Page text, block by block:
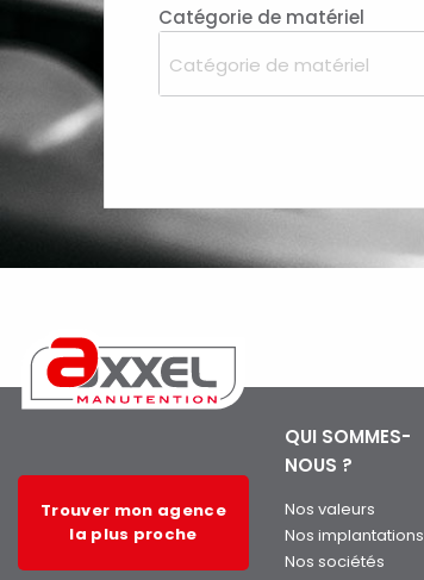
Catégorie de matériel
Catégorie de matériel
Trouver mon agence
la plus proche
QUI SOMMES-
NOUS ?
Nos valeurs
Nos implantations
Nos sociétés